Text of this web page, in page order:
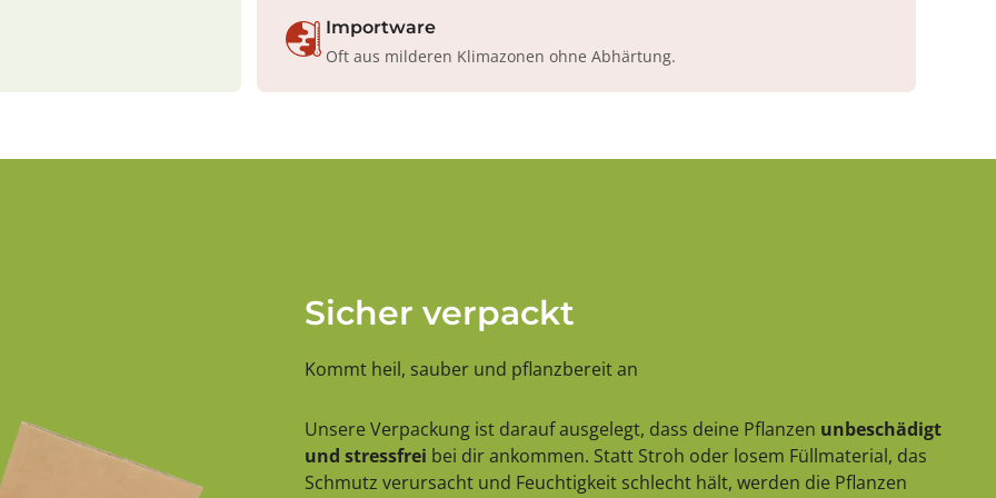
Importware
Oft aus milderen Klimazonen ohne Abhärtung.
Sicher verpackt
Kommt heil, sauber und pflanzbereit an
Unsere Verpackung ist darauf ausgelegt, dass deine Pflanzen unbeschädigt
und stressfrei bei dir ankommen. Statt Stroh oder losem Füllmaterial, das
Schmutz verursacht und Feuchtigkeit schlecht hält, werden die Pflanzen